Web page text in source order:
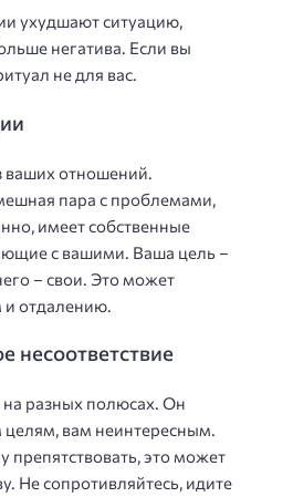
ухудшают ситуацию,
негатива. Если вы
не для вас.
ваших отношений.
пара с проблемами,
имеет собственные
с вашими. Ваша цель –
– свои. Это может
и отдалению.
несоответствие
на разных полюсах. Он
целям, вам неинтересным.
препятствовать, это может
Не сопротивляйтесь, идите